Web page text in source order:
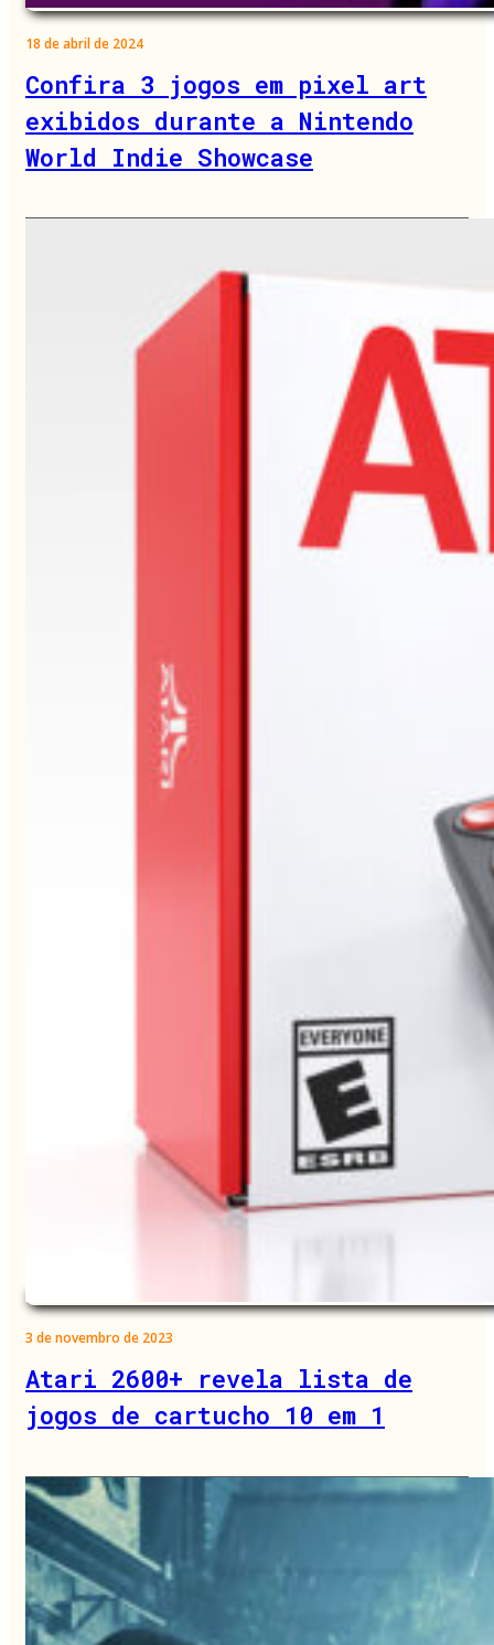
18 de abril de 2024
Confira 3 jogos em pixel art
exibidos durante a Nintendo
World Indie Showcase
3 de novembro de 2023
Atari 2600+ revela lista de
jogos de cartucho 10 em 1